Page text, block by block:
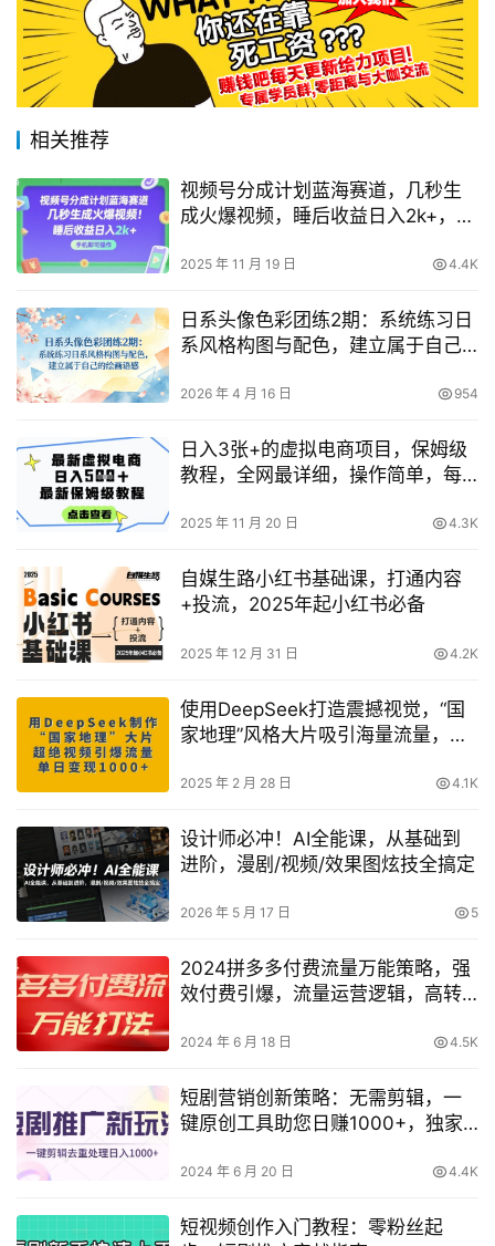
相关推荐
视频号分成计划蓝海赛道，几秒生
成火爆视频，睡后收益日入2k+，手
2025 年 11 月 19 日 4.4K
日系头像色彩团练2期：系统练习日
系风格构图与配色，建立属于自己
2026 年 4 月 16 日 954
日入3张+的虚拟电商项目，保姆级
教程，全网最详细，操作简单，每
2025 年 11 月 20 日 4.3K
自媒生路小红书基础课，打通内容
+投流，2025年起小红书必备
2025 年 12 月 31 日 4.2K
使用DeepSeek打造震撼视觉，“国
家地理”风格大片吸引海量流量，轻
2025 年 2 月 28 日 4.1K
设计师必冲！AI全能课，从基础到
进阶，漫剧/视频/效果图炫技全搞定
2026 年 5 月 17 日 5
2024拼多多付费流量万能策略，强
效付费引爆，流量运营逻辑，高转
2024 年 6 月 18 日 4.5K
短剧营销创新策略：无需剪辑，一
键原创工具助您日赚1000+，独家
2024 年 6 月 20 日 4.4K
短视频创作入门教程：零粉丝起